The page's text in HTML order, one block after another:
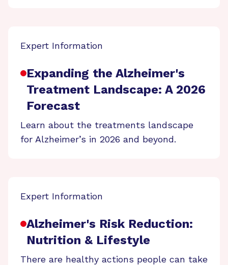
Expert Information
Expanding the Alzheimer's
Treatment Landscape: A 2026
Forecast
Learn about the treatments landscape
for Alzheimer’s in 2026 and beyond.
Expert Information
Alzheimer's Risk Reduction:
Nutrition & Lifestyle
There are healthy actions people can take